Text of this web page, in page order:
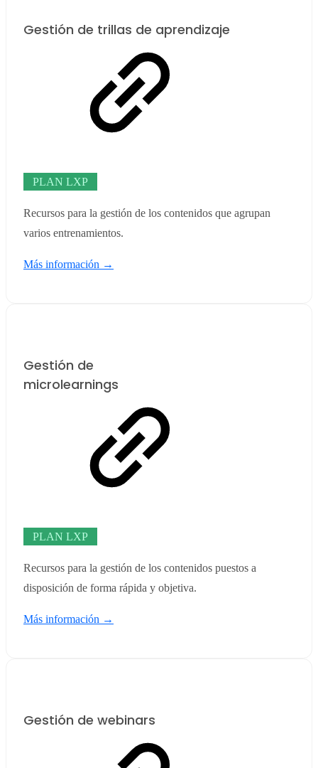
Gestión de trillas de aprendizaje
PLAN LXP
Recursos para la gestión de los contenidos que agrupan
varios entrenamientos.
Más información →
Gestión de
microlearnings
PLAN LXP
Recursos para la gestión de los contenidos puestos a
disposición de forma rápida y objetiva.
Más información →
Gestión de webinars